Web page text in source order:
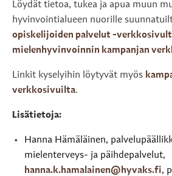
Löydät tietoa, tukea ja apua muun
hyvinvointialueen nuorille
opiskelijoiden palvelut -
mielenhyvinvoinnin kampanjan
Linkit kyselyihin löytyvät myös
verkkosivuilta.
Lisätietoja:
Hanna Hämäläinen,
mielenterveys- ja päihdepalvelut,
hanna.k.hamalainen@hyvaks.fi,